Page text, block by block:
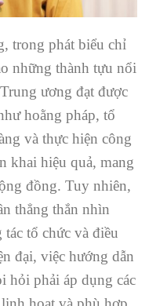
trong phát biểu chỉ
những thành tựu nổi
ương đạt được
hoằng pháp, tổ
và thực hiện công
khai hiệu quả, mang
đồng. Tuy nhiên,
thẳng thắn nhìn
tổ chức và điều
đại, việc hướng dẫn
hỏi phải áp dụng các